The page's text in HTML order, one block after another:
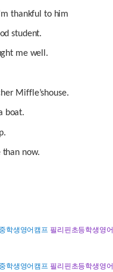
thankful to him
student.
me well.
Miffle’shouse.
boat.
than now.
학생영어캠프 필리핀초등학생영
학생영어캠프 필리핀초등학생영